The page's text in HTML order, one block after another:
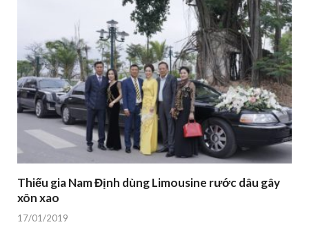
Thiếu gia Nam Định dùng Limousine rước dâu gây
xôn xao
17/01/2019